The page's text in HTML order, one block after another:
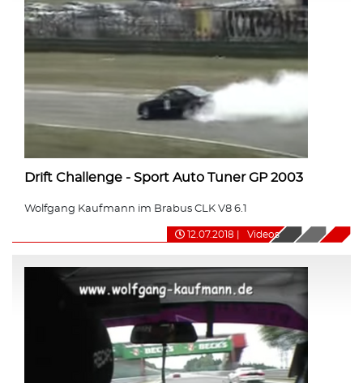
Drift Challenge - Sport Auto Tuner GP 2003
Wolfgang Kaufmann im Brabus CLK V8 6.1
12.07.2018 Videos